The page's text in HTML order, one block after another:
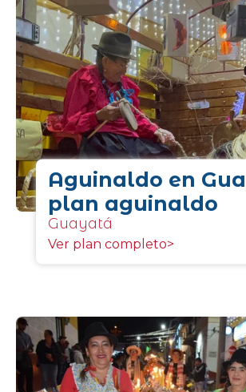
Aguinaldo en
plan aguinaldo
Guayatá
Ver plan completo>